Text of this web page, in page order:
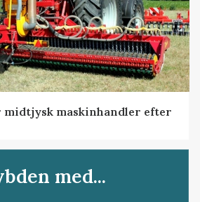
midtjysk maskinhandler efter
med...